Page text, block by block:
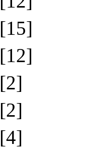
[15]
[12]
[2]
[2]
[4]